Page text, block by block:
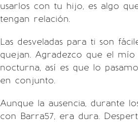
usarlos con tu hijo, es algo
tengan relación.
Las desveladas para ti son
quejan. Agradezco que el
nocturna, así es que lo
en conjunto.
Aunque la ausencia, durante
con Barra57, era dura.